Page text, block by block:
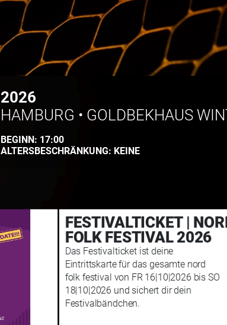
2026
HAMBURG • GOLDBEKHAUS
BEGINN: 17:00
ALTERSBESCHRÄNKUNG: KEINE
FESTIVALTICKET |
FOLK FESTIVAL 2026
Das Festivalticket ist deine
Eintrittskarte für das gesamte nord
folk festival von FR 16|10|2026 bis SO
18|10|2026 und sichert dir dein
Festivalbändchen.